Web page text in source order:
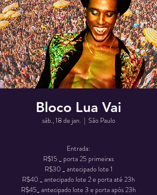
Bloco Lua Vai
sáb., 18 de jan.
  |
São Paulo
Entrada:
R$15 _ porta 25 primeirxs
R$30 _ antecipado lote 1
R$40 _ antecipado lote 2 e porta até 23h
R$45_ antecipado lote 3 e porta após 23h